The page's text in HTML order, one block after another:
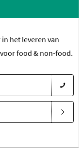
het leveren van
food & non-food.